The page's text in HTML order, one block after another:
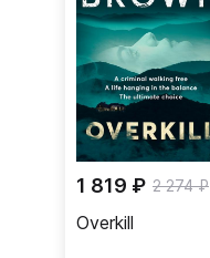
1 819 ₽ 2 274 ₽
Overkill